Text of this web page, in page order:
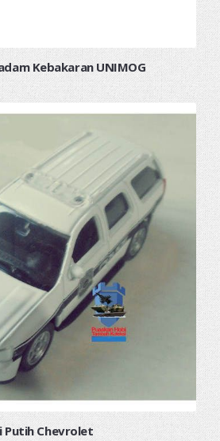
Kebakaran UNIMOG
Putih Chevrolet